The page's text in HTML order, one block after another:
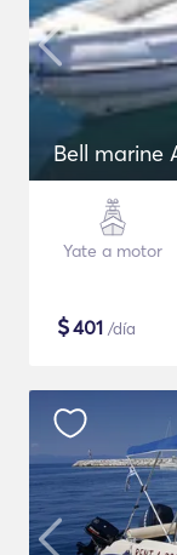
Yate a motor
$401 /día